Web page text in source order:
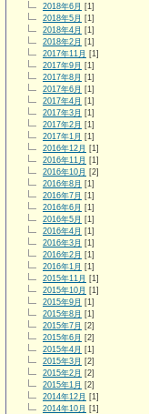
2018年6月 [1]
2018年5月 [1]
2018年4月 [1]
2018年2月 [1]
2017年11月 [1]
2017年9月 [1]
2017年8月 [1]
2017年6月 [1]
2017年4月 [1]
2017年3月 [1]
2017年2月 [1]
2017年1月 [1]
2016年12月 [1]
2016年11月 [1]
2016年10月 [2]
2016年8月 [1]
2016年7月 [1]
2016年6月 [1]
2016年5月 [1]
2016年4月 [1]
2016年3月 [1]
2016年2月 [1]
2016年1月 [1]
2015年11月 [1]
2015年10月 [1]
2015年9月 [1]
2015年8月 [1]
2015年7月 [2]
2015年6月 [2]
2015年4月 [1]
2015年3月 [2]
2015年2月 [2]
2015年1月 [2]
2014年12月 [1]
2014年10月 [1]